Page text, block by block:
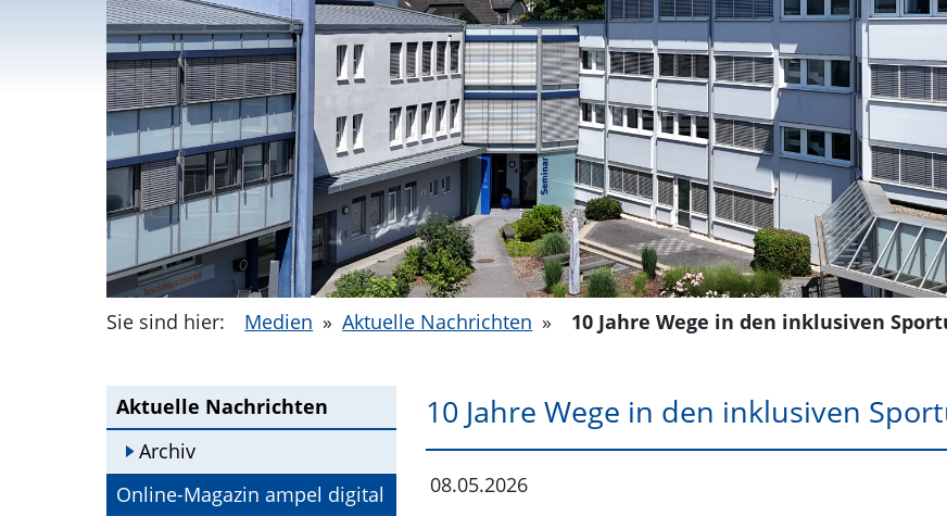
Sie sind hier: Medien » Aktuelle Nachrichten » 10 Jahre Wege in den inklusiven
Aktuelle Nachrichten
Archiv
Externer Link
Online-Magazin ampel digital
10 Jahre Wege in den inklusiven
08.05.2026